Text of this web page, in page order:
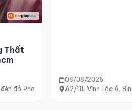
Thất
đỏ Phan Huy Ích, Tân Bình, Hồ Chí Minh
08/08/2026
A2/11E Vĩnh Lộc A,